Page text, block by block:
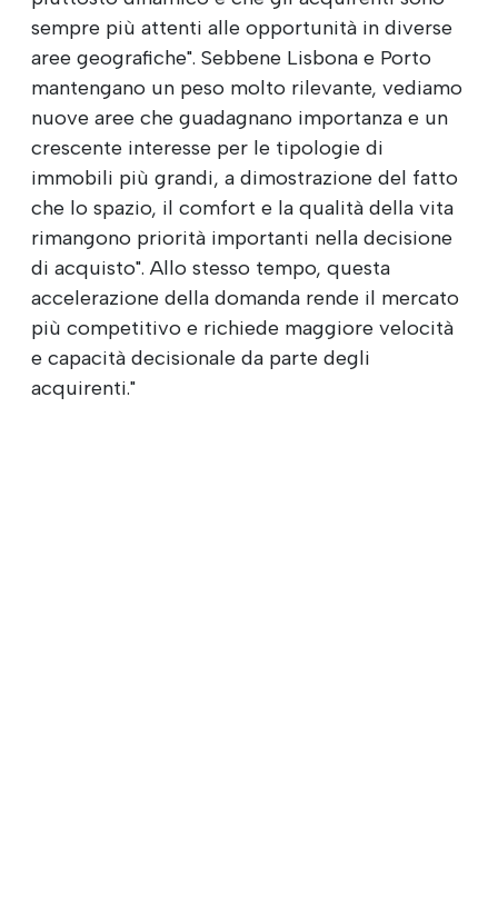
sempre più attenti alle opportunità in diverse
aree geografiche". Sebbene Lisbona e Porto
mantengano un peso molto rilevante, vediamo
nuove aree che guadagnano importanza e un
crescente interesse per le tipologie di
immobili più grandi, a dimostrazione del fatto
che lo spazio, il comfort e la qualità della vita
rimangono priorità importanti nella decisione
di acquisto". Allo stesso tempo, questa
accelerazione della domanda rende il mercato
più competitivo e richiede maggiore velocità
e capacità decisionale da parte degli
acquirenti."